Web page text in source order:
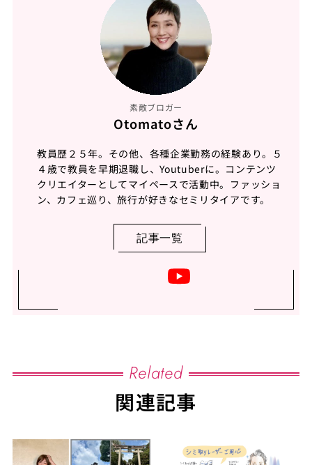
素敵ブロガー
Otomatoさん
教員歴２５年。その他、各種企業勤務の経験あり。５
４歳で教員を早期退職し、Youtuberに。コンテンツ
クリエイターとしてマイペースで活動中。ファッショ
ン、カフェ巡り、旅行が好きなセミリタイアです。
記事一覧
Related
関連記事